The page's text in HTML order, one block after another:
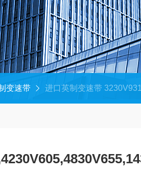
变速带 进口英制变速带